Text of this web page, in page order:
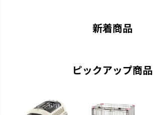
新着商品
ピックアップ商品